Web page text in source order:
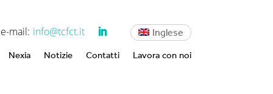
e-mail: info@tcfct.it Inglese
Nexia Notizie Contatti Lavora con noi